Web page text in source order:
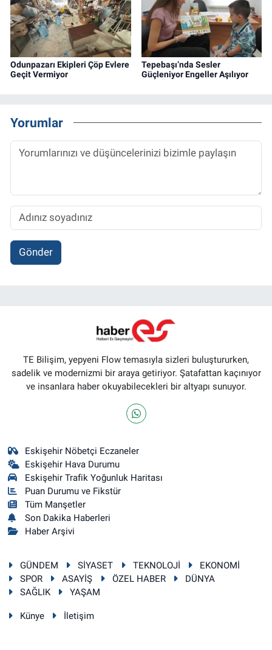
Odunpazarı Ekipleri Çöp Evlere
Geçit Vermiyor
Tepebaşı’nda Sesler
Güçleniyor Engeller Aşılıyor
Yorumlar
Gönder
TE Bilişim, yepyeni Flow temasıyla sizleri buluştururken,
sadelik ve modernizmi bir araya getiriyor. Şatafattan kaçınıyor
ve insanlara haber okuyabilecekleri bir altyapı sunuyor.
Eskişehir Nöbetçi Eczaneler
Eskişehir Hava Durumu
Eskişehir Trafik Yoğunluk Haritası
Puan Durumu ve Fikstür
Tüm Manşetler
Son Dakika Haberleri
Haber Arşivi
GÜNDEM SİYASET TEKNOLOJİ
EKONOMİ
SPOR
ASAYİŞ ÖZEL HABER
DÜNYA
SAĞLIK
YAŞAM
Künye İletişim